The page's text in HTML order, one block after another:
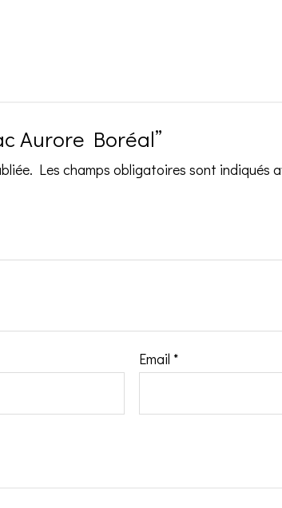
Aurore Boréal”
Les champs obligatoires sont indiqués
Email *